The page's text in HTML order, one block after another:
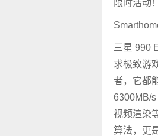
限时活动！
三星 990
求极致游
者，它都
6300MB/
视频渲染
算法，更